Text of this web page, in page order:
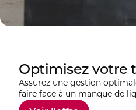
Optimisez votre
Assurez une gestion
faire face à un manque de